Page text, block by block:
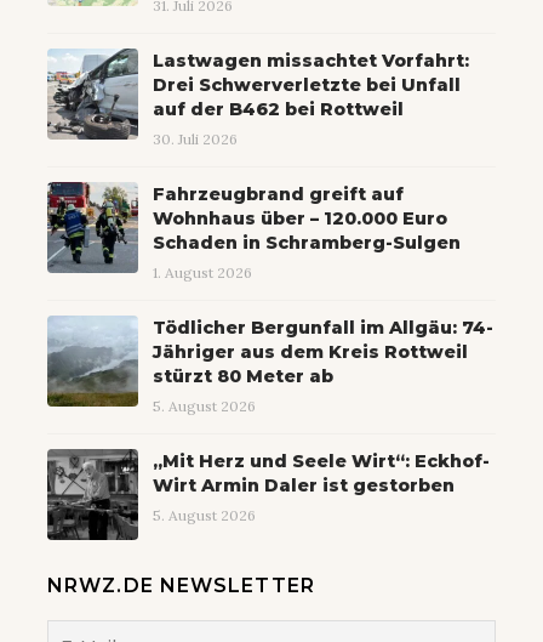
31. Juli 2026
Lastwagen missachtet Vorfahrt:
Drei Schwerverletzte bei Unfall
auf der B462 bei Rottweil
30. Juli 2026
Fahrzeugbrand greift auf
Wohnhaus über – 120.000 Euro
Schaden in Schramberg-Sulgen
1. August 2026
Tödlicher Bergunfall im Allgäu: 74-
Jähriger aus dem Kreis Rottweil
stürzt 80 Meter ab
5. August 2026
„Mit Herz und Seele Wirt“: Eckhof-
Wirt Armin Daler ist gestorben
5. August 2026
NRWZ.DE NEWSLETTER